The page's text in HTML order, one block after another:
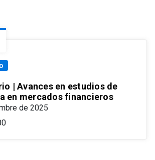
| Avances en estudios de
en mercados financieros
de 2025